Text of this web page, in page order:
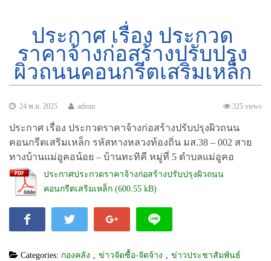
ประกาศ เรื่อง ประกวด
ราคาจ้างก่อสร้างปรับปรุง
ผิวถนนคอนกรีตเสริมเหล็ก
24 พ.ย. 2025 325 views
admin
ประกาศ เรื่อง ประกวดราคาจ้างก่อสร้างปรับปรุงผิวถนน
คอนกรีตเสริมเหล็ก รหัสทางหลวงท้องถิ่น มส.38 – 002 สาย
ทางบ้านแม่อูคอน้อย – บ้านทะทิคี หมู่ที่ 5 ตำบลแม่อูคอ
ประกาศประกวดราคาจ้างก่อสร้างปรับปรุงผิวถนน
คอนกรีตเสริมเหล็ก
Categories: กองคลัง , ข่าวจัดซื้อ-จัดจ้าง , ข่าวประชาสัมพันธ์